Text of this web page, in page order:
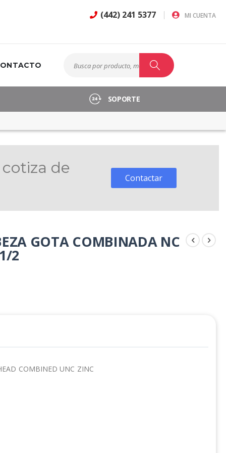
(442) 241 5377 MI CUENTA
Buscar
Buscar
SOPORTE
cotiza de
Contactar
GOTA COMBINADA NC
2
COMBINED UNC ZINC